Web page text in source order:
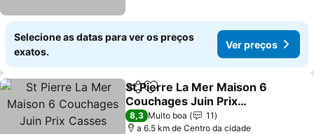
Selecione as datas para ver os preços
exatos.
Ver preços
PartilharAdicionar aos favoritos
St Pierre La Mer Maison 6
Couchages Juin Prix
Casses
8,3 Muito boa
11
a 6.5 km de Centro da cidade